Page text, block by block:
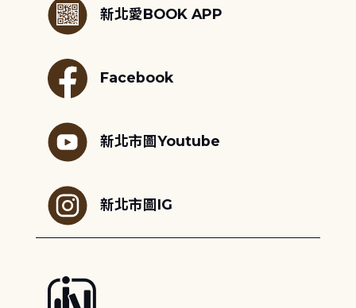
新北愛BOOK APP
Facebook
新北市圖Youtube
新北市圖IG